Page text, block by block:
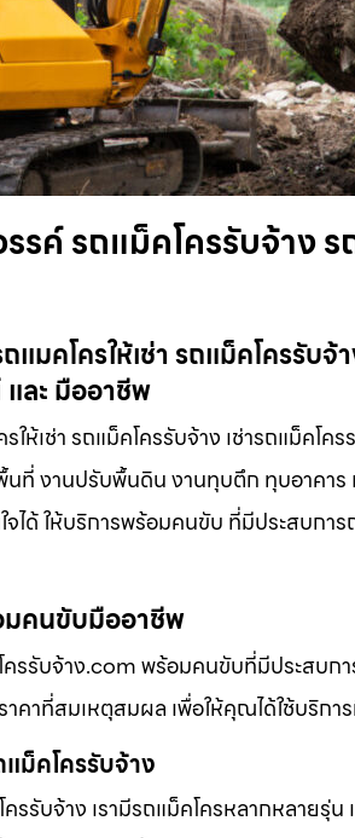
รค์ รถแม็คโครรับจ้าง
แมคโครให้เช่า รถแม็คโครรับ
ละ มืออาชีพ
ให้เช่า รถแม็คโครรับจ้าง เช่ารถแม็คโ
ที่ งานปรับพื้นดิน งานทุบตึก ทุบอาคาร
ได้ ให้บริการพร้อมคนขับ ที่มีประสบกา
มคนขับมืออาชีพ
ครรับจ้าง.com พร้อมคนขับที่มีประสบ
าคาที่สมเหตุสมผล เพื่อให้คุณได้ใช้บริก
ม็คโครรับจ้าง
ครรับจ้าง เรามีรถแม็คโครหลากหลาย